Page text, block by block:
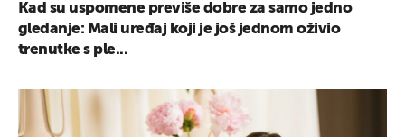
Kad su uspomene previše dobre za samo jedno
gledanje: Mali uređaj koji je još jednom oživio
trenutke s ple...